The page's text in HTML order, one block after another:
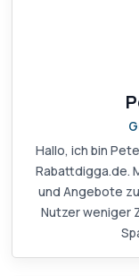
Hallo, ich bin
Rabattdigga.de.
und Angebote
Nutzer weniger